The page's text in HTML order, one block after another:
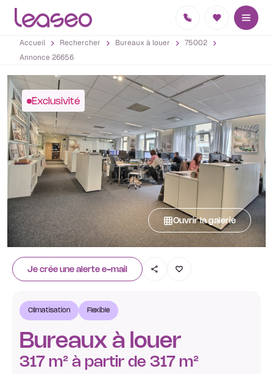
Accueil Rechercher Bureaux à louer
75002
Annonce 26656
Exclusivité
Ouvrir la galerie
Je crée une alerte e-mail
Climatisation Flexible
Bureaux à louer
317 m² à partir de 317 m²